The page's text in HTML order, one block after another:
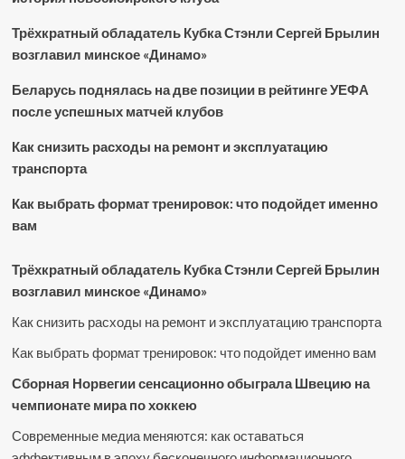
Трёхкратный обладатель Кубка Стэнли Сергей Брылин
возглавил минское «Динамо»
Беларусь поднялась на две позиции в рейтинге УЕФА
после успешных матчей клубов
Как снизить расходы на ремонт и эксплуатацию
транспорта
Как выбрать формат тренировок: что подойдет именно
вам
Трёхкратный обладатель Кубка Стэнли Сергей Брылин
возглавил минское «Динамо»
Как снизить расходы на ремонт и эксплуатацию транспорта
Как выбрать формат тренировок: что подойдет именно вам
Сборная Норвегии сенсационно обыграла Швецию на
чемпионате мира по хоккею
Современные медиа меняются: как оставаться